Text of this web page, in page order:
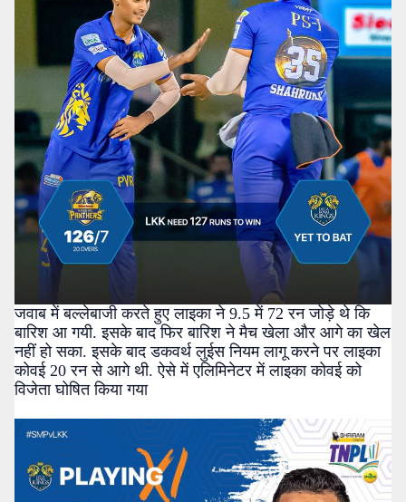
जवाब में बल्लेबाजी करते हुए लाइका ने 9.5 में 72 रन जोड़े थे कि
बारिश आ गयी. इसके बाद फिर बारिश ने मैच खेला और आगे का खेल
नहीं हो सका. इसके बाद डकवर्थ लुईस नियम लागू करने पर लाइका
कोवई 20 रन से आगे थी. ऐसे में एलिमिनेटर में लाइका कोवई को
विजेता घोषित किया गया